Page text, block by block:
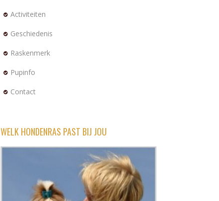
Activiteiten
Geschiedenis
Raskenmerk
Pupinfo
Contact
WELK HONDENRAS PAST BIJ JOU